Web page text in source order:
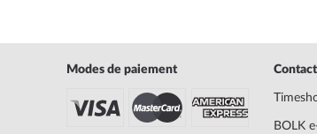
Modes de paiement
BOLK